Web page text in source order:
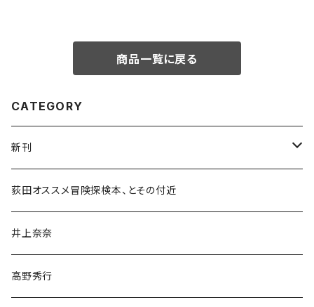
商品一覧に戻る
CATEGORY
新刊
和書
文学・小説・物語
随筆・ノンフィクション・その他
荻田オススメ冒険探検本、とその付近
井上奈奈
高野秀行